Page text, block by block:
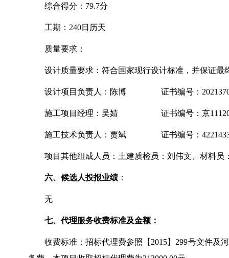
综合得分： 79.7分
工期： 240日历天
质量要求：
设计质量要求：符合国家现行设计标准，并保证最
设计项目负责人：陈博 证书编号：
施工项目经理：吴婧 证书编号：京
施工技术负责人：贾斌 证书编号：
项目其他组成人员：土建质检员：刘伟文、材料员
六、候选人投报业绩：
无
七、代理服务收费标准及金额：
收费标准：招标代理费参照【 2015】299号文件及